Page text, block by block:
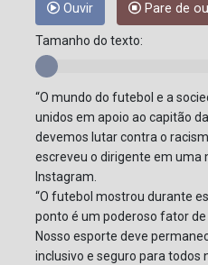
Ouvir Pare de
Tamanho do texto:
“O mundo do futebol e a
unidos em apoio ao capitão
devemos lutar contra o
escreveu o dirigente em uma
Instagram.
“O futebol mostrou durante
ponto é um poderoso fator
Nosso esporte deve
inclusivo e seguro para todos